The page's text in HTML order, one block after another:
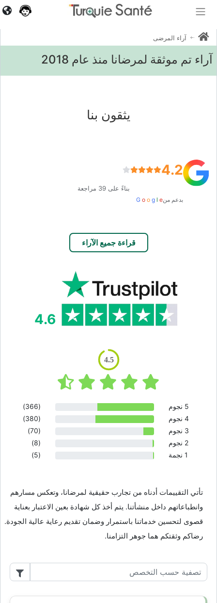
آراء المرضى
آراء تم موثقة لمرضانا منذ عام 2018
يثقون بنا
4.2
بناءً على 39 مراجعة
بدعم من G o o g l e
قراءة جميع الآراء
4.6
4.5
5 نجوم
(366)
4 نجوم
(380)
3 نجوم
(70)
2 نجوم
(8)
1 نجمة
(5)
تأتي التقييمات أدناه من تجارب حقيقية لمرضانا، وتعكس مسارهم
وانطباعاتهم داخل منشأتنا. يتم أخذ كل شهادة بعين الاعتبار بعناية
قصوى لتحسين خدماتنا باستمرار وضمان تقديم رعاية عالية الجودة.
رضاكم وثقتكم هما جوهر التزامنا.